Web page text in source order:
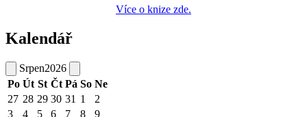
Více o knize zde.
Kalendář
Srpen2026
Po Út St Čt Pá So Ne
27 28 29 30 31 1
2
3
4 5 6 7 8
9